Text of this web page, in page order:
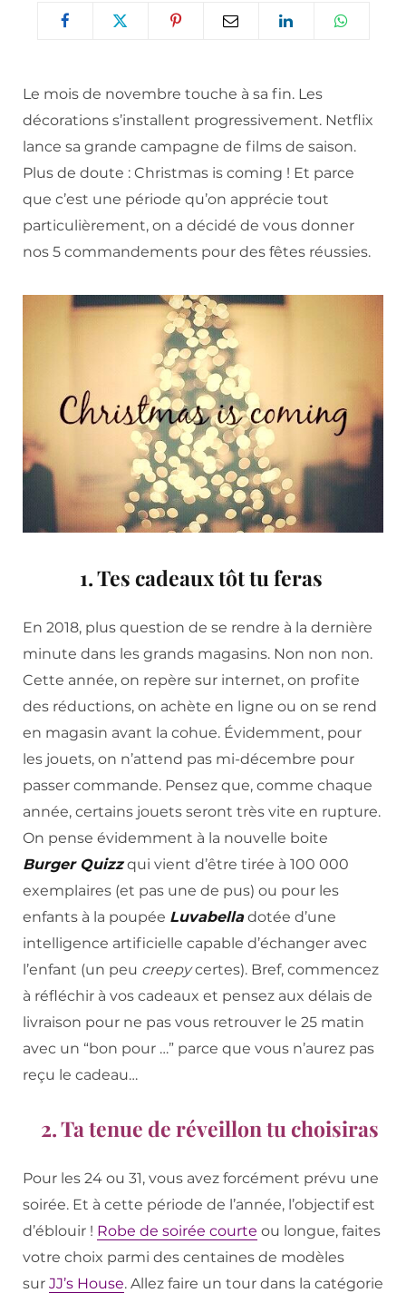
Le mois de novembre touche à sa fin. Les
décorations s’installent progressivement. Netflix
lance sa grande campagne de films de saison.
Plus de doute : Christmas is coming ! Et parce
que c’est une période qu’on apprécie tout
particulièrement, on a décidé de vous donner
nos 5 commandements pour des fêtes réussies.
1. Tes cadeaux tôt tu feras
En 2018, plus question de se rendre à la dernière
minute dans les grands magasins. Non non non.
Cette année, on repère sur internet, on profite
des réductions, on achète en ligne ou on se rend
en magasin avant la cohue. Évidemment, pour
les jouets, on n’attend pas mi-décembre pour
passer commande. Pensez que, comme chaque
année, certains jouets seront très vite en rupture.
On pense évidemment à la nouvelle boite
Burger Quizzqui vient d’être tirée à 100 000
exemplaires (et pas une de pus) ou pour les
enfants à la poupée Luvabelladotée d’une
intelligence artificielle capable d’échanger avec
l’enfant (un peu creepycertes). Bref, commencez
à réfléchir à vos cadeaux et pensez aux délais de
livraison pour ne pas vous retrouver le 25 matin
avec un “bon pour …” parce que vous n’aurez pas
reçu le cadeau…
2. Ta tenue de réveillon tu choisiras
Pour les 24 ou 31, vous avez forcément prévu une
soirée. Et à cette période de l’année, l’objectif est
d’éblouir ! Robe de soirée courte ou longue, faites
votre choix parmi des centaines de modèles
sur JJ’s House. Allez faire un tour dans la catégorie